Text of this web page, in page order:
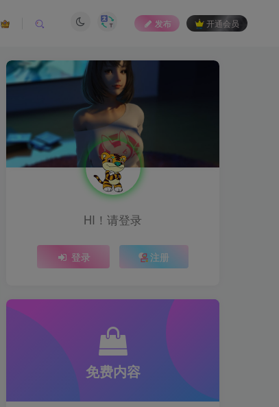
发布 开通会员
HI！请登录
登录 注册
免费内容